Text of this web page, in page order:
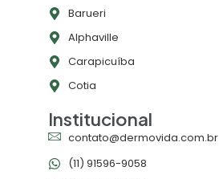
Barueri
Alphaville
Carapicuíba
Cotia
Institucional
contato@dermovida.com.br
(11) 91596-9058